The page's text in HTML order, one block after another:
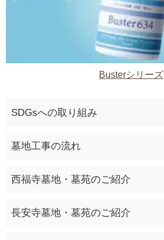
Busterシリーズ
SDGsへの取り組み
墓地工事の流れ
西福寺墓地・墓苑のご紹介
長安寺墓地・墓苑のご紹介